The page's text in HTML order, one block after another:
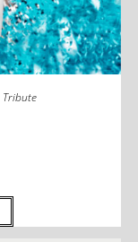
Tribute